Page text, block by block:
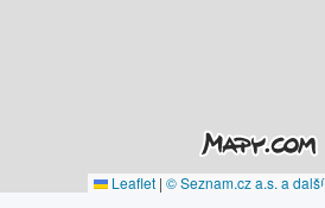
Leaflet | © Seznam.cz a.s. a další